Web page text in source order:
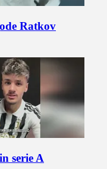
Ratkov
serie A